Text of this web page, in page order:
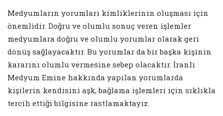
Medyumların yorumları kimliklerinin oluşması için
önemlidir. Doğru ve olumlu sonuç veren işlemler
medyumlara doğru ve olumlu yorumlar olarak geri
dönüş sağlayacaktır. Bu yorumlar da bir başka kişinin
kararını olumlu vermesine sebep olacaktır. İranlı
Medyum Emine hakkında yapılan yorumlarda
kişilerin kendisini aşk, bağlama işlemleri için sıklıkla
tercih ettiği bilgisine rastlamaktayız.